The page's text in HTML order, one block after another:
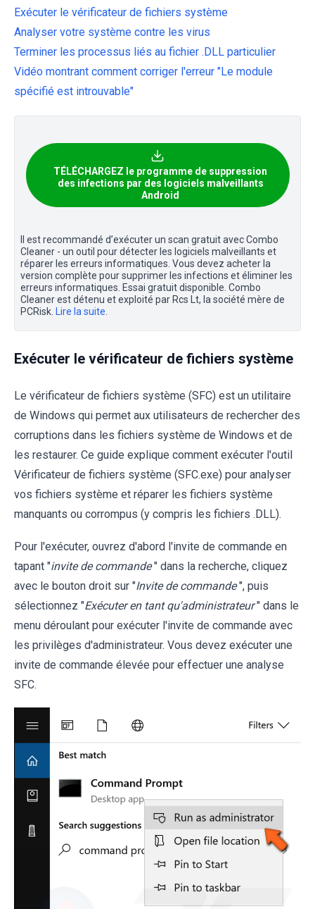
Exécuter le vérificateur de fichiers système
Analyser votre système contre les virus
Terminer les processus liés au fichier .DLL particulier
Vidéo montrant comment corriger l'erreur "Le module
spécifié est introuvable"
TÉLÉCHARGEZ le programme de suppression
des infections par des logiciels malveillants
Android
Il est recommandé d’exécuter un scan gratuit avec Combo
Cleaner - un outil pour détecter les logiciels malveillants et
réparer les erreurs informatiques. Vous devez acheter la
version complète pour supprimer les infections et éliminer les
erreurs informatiques. Essai gratuit disponible. Combo
Cleaner est détenu et exploité par Rcs Lt, la société mère de
PCRisk.
Lire la suite
Exécuter le vérificateur de fichiers système
Le vérificateur de fichiers système (SFC) est un utilitaire
de Windows qui permet aux utilisateurs de rechercher des
corruptions dans les fichiers système de Windows et de
les restaurer. Ce guide explique comment exécuter l'outil
Vérificateur de fichiers système (SFC.exe) pour analyser
vos fichiers système et réparer les fichiers système
manquants ou corrompus (y compris les fichiers .DLL).
Pour l'exécuter, ouvrez d'abord l'invite de commande en
tapant "invite de commande " dans la recherche, cliquez
avec le bouton droit sur "Invite de commande ", puis
sélectionnez "Exécuter en tant qu'administrateur " dans le
menu déroulant pour exécuter l'invite de commande avec
les privilèges d'administrateur. Vous devez exécuter une
invite de commande élevée pour effectuer une analyse
SFC.